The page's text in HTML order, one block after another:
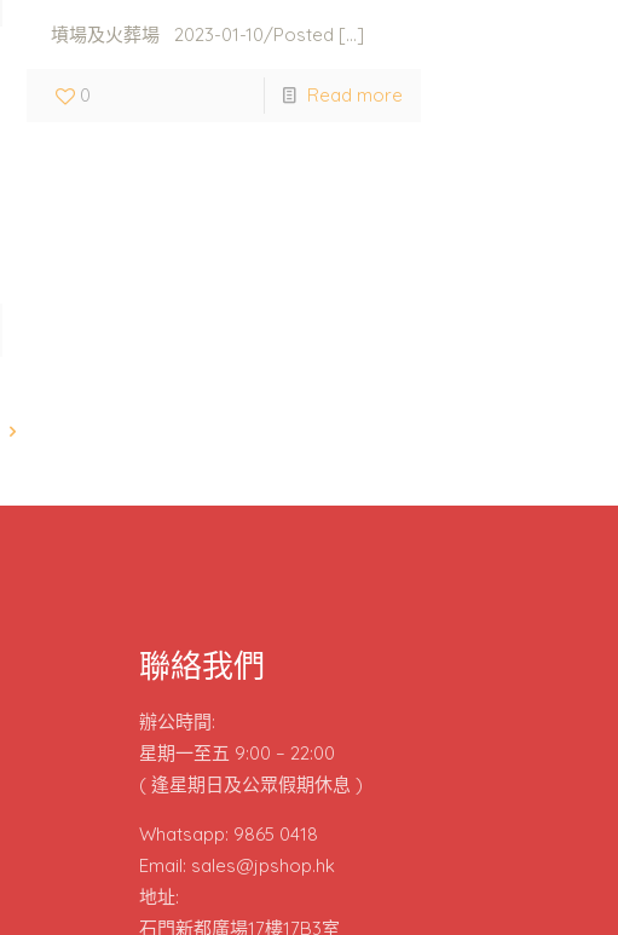
墳場及火葬場 2023-01-10/Posted […]
0 Read more
聯絡我們
辦公時間:
星期一至五 9:00 – 22:00
( 逢星期日及公眾假期休息 )
Whatsapp: 9865 0418
Email: sales@jpshop.hk
地址:
石門新都廣場17樓17B3室